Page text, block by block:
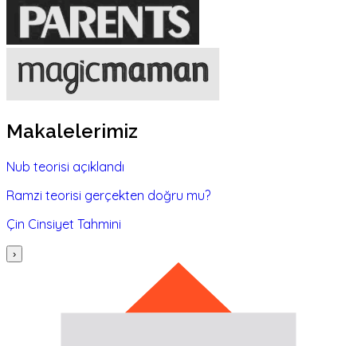
Makalelerimiz
Nub teorisi açıklandı
Ramzi teorisi gerçekten doğru mu?
Çin Cinsiyet Tahmini
›